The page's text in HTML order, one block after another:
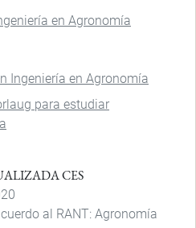
en Agronomía
Ingeniería en Agronomía
para estudiar
CES
al RANT: Agronomía